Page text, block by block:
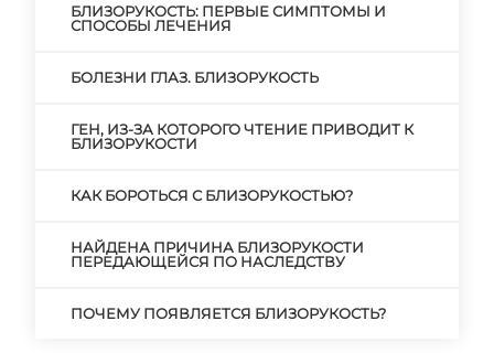
БЛИЗОРУКОСТЬ: ПЕРВЫЕ СИМПТОМЫ И
СПОСОБЫ ЛЕЧЕНИЯ
БОЛЕЗНИ ГЛАЗ. БЛИЗОРУКОСТЬ
ГЕН, ИЗ-ЗА КОТОРОГО ЧТЕНИЕ ПРИВОДИТ К
БЛИЗОРУКОСТИ
КАК БОРОТЬСЯ С БЛИЗОРУКОСТЬЮ?
НАЙДЕНА ПРИЧИНА БЛИЗОРУКОСТИ
ПЕРЕДАЮЩЕЙСЯ ПО НАСЛЕДСТВУ
ПОЧЕМУ ПОЯВЛЯЕТСЯ БЛИЗОРУКОСТЬ?